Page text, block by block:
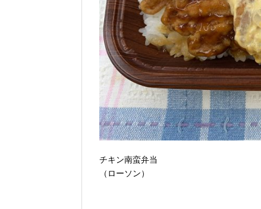
チキン南蛮弁当
（ローソン）